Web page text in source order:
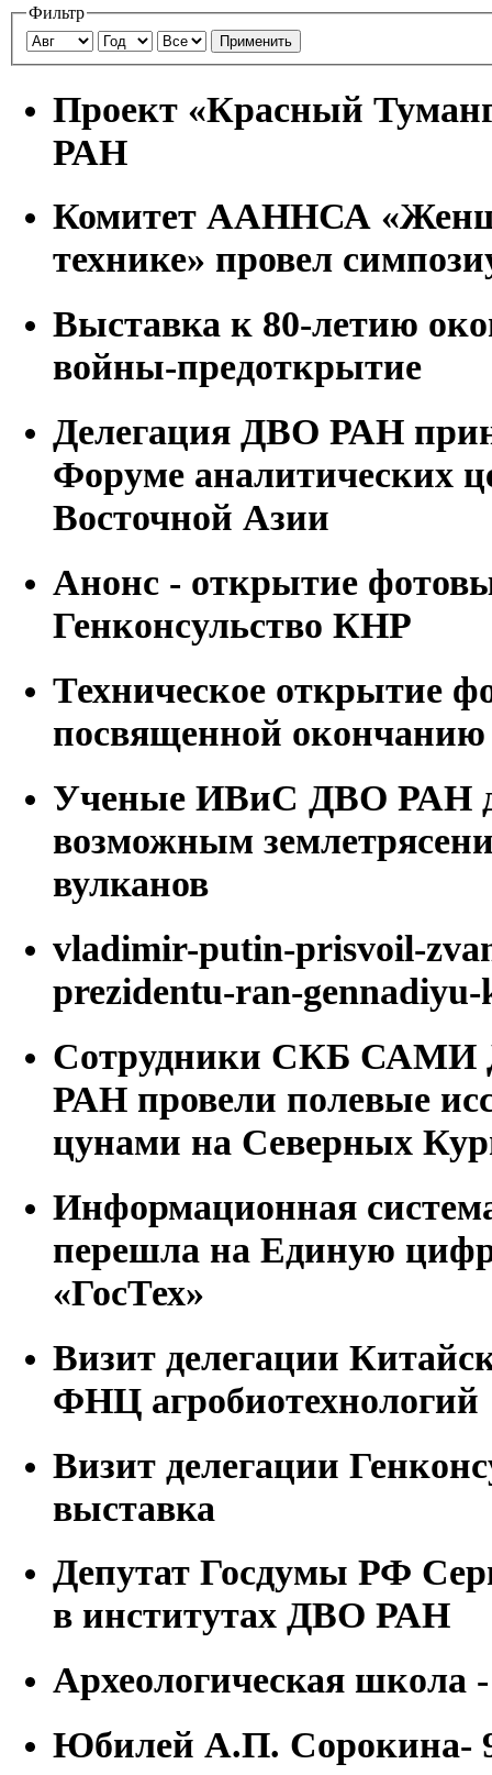
Фильтр
Применить
Проект «Красный
РАН
Комитет ААННСА
технике» провел
Выставка к 80-летию
войны-предоткрытие
Делегация ДВО РАН
Форуме аналитических
Восточной Азии
Анонс - открытие
Генконсульство КНР
Техническое открытие
посвященной
Ученые ИВиС ДВО РАН
возможным
вулканов
vladimir-putin-prisvoil-
prezidentu-ran-
Сотрудники СКБ
РАН провели полевые
цунами на Северных
Информационная
перешла на Единую
«ГосТех»
Визит делегации
ФНЦ агробиотехнологий
Визит делегации
выставка
Депутат Госдумы РФ
в институтах ДВО РАН
Археологическая школа
Юбилей А.П. Сорокина-